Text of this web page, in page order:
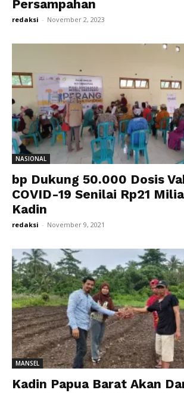
Persampahan
redaksi - November 2, 2023
NASIONAL
bp Dukung 50.000 Dosis
COVID-19 Senilai Rp21
Kadin
redaksi - November 9, 2021
MANSEL
Kadin Papua Barat Akan